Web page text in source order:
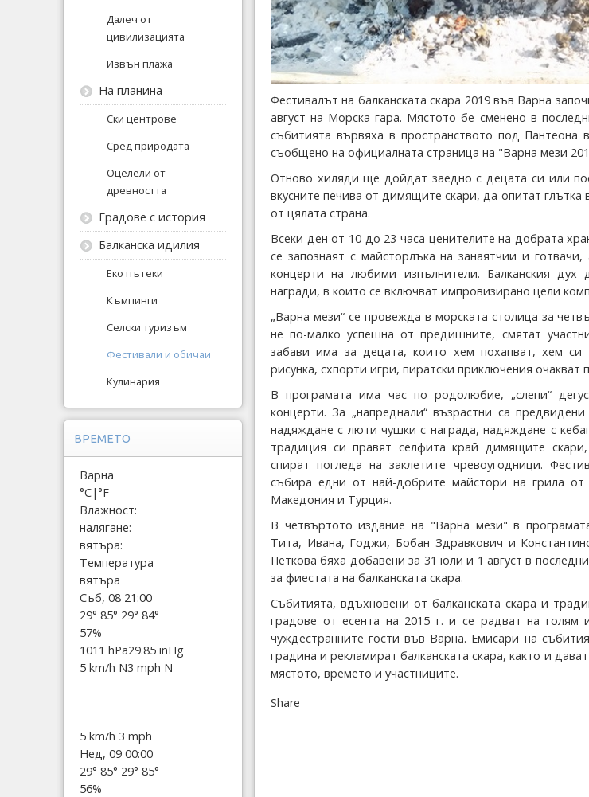
Фестивалът на балканската скара 2019 във Варна
август на Морска гара. Мястото бе сменено в
събитията вървяха в пространството под Пантеона
съобщено на официалната страница на "Варна мези
Отново хиляди ще дойдат заедно с децата си или
вкусните печива от димящите скари, да опитат
от цялата страна.
Всеки ден от 10 до 23 часа ценителите на добрата
се запознаят с майсторлъка на занаятчии и
концерти на любими изпълнители. Балканския дух
награди, в които се включват импровизирано цели
„Варна мези“ се провежда в морската столица за
не по-малко успешна от предишните, смятат
забави има за децата, които хем похапват, хем си
рисунка, схпорти игри, пиратски приключения очакват
В програмата има час по родолюбие, „слепи“
концерти. За „напреднали“ възрастни са
надяждане с люти чушки с награда, надяждане с
традиция си правят селфита край димящите
спират погледа на заклетите чревоугодници.
събира едни от най-добрите майстори на грила
Македония и Турция.
В четвъртото издание на "Варна мези" в
Тита, Ивана, Годжи, Бобан Здравкович и
Петкова бяха добавени за 31 юли и 1 август в
за фиестата на балканската скара.
Събитията, вдъхновени от балканската скара и
градове от есента на 2015 г. и се радват на голям
чуждестранните гости във Варна. Емисари на
градина и рекламират балканската скара, както и
мястото, времето и участниците.
Share
Далеч от
цивилизацията
Извън плажа
На планина
Ски центрове
Сред природата
Оцелели от
древността
Градове с история
Балканска идилия
Еко пътеки
Къмпинги
Селски туризъм
Фестивали и обичаи
Кулинария
ВРЕМЕТО
Варна
°C|°F
Влажност:
налягане:
вятъра:
Температура
вятъра
Съб, 08 21:00
29° 85° 29° 84°
57%
1011 hPa29.85 inHg
5 km/h N3 mph N
5 km/h 3 mph
Нед, 09 00:00
29° 85° 29° 85°
56%